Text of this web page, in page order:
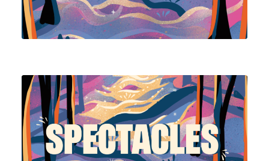
Voir la programmation